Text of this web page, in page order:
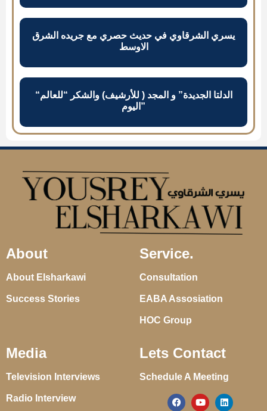
يسري الشرقاوي في حديث حصري مع جريده الشرق
الاوسط
“الدلتا الجديدة” و المجد ( للأرشيف) والشكر “للعالم
اليوم”
About
About Elsharkawi
Success Stories
Service.
Consultation
EABA Assosiation
HOC Group
Media
Television Interviews
Radio Interview
Lets Contact
Schedule A Meeting